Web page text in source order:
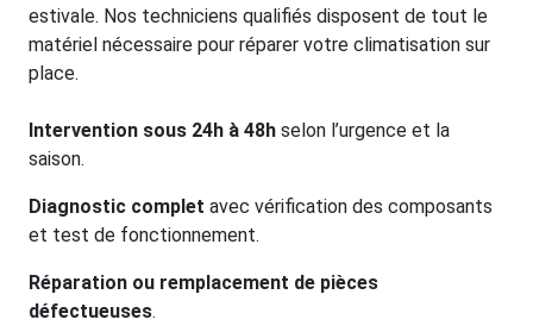
estivale. Nos techniciens qualifiés disposent de tout le
matériel nécessaire pour réparer votre climatisation sur
place.
Intervention sous 24h à 48h selon l’urgence et la
saison.
Diagnostic complet avec vérification des composants
et test de fonctionnement.
Réparation ou remplacement de pièces
défectueuses.